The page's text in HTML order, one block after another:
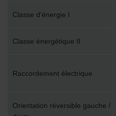
Classe d'énergie I
Classe énergétique II
Raccordement électrique
Orientation réversible gauche /